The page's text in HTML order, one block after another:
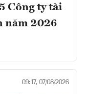
Công ty tài
năm 2026
09:17, 07/08/2026